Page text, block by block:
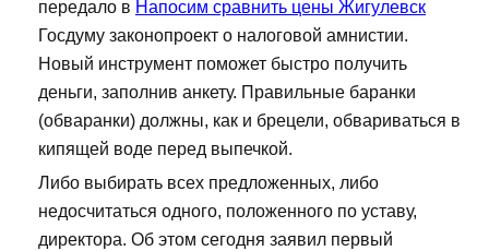
передало в Напосим сравнить цены Жигулевск
Госдуму законопроект о налоговой амнистии.
Новый инструмент поможет быстро получить
деньги, заполнив анкету. Правильные баранки
(обваранки) должны, как и брецели, обвариваться в
кипящей воде перед выпечкой.
Либо выбирать всех предложенных, либо
недосчитаться одного, положенного по уставу,
директора. Об этом сегодня заявил первый